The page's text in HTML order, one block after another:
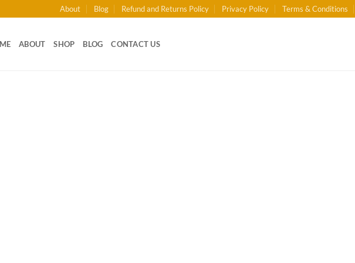
About Blog Refund and Returns Policy Privacy Policy Terms & Conditions
ABOUT SHOP BLOG CONTACT US